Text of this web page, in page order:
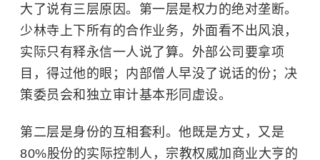
大了说有三层原因。第一层是权力的绝对垄断。
少林寺上下所有的合作业务，外面看不出风浪，
实际只有释永信一人说了算。外部公司要拿项
目，得过他的眼；内部僧人早没了说话的份；决
策委员会和独立审计基本形同虚设。
第二层是身份的互相套利。他既是方丈，又是
80%股份的实际控制人，宗教权威加商业大亨的